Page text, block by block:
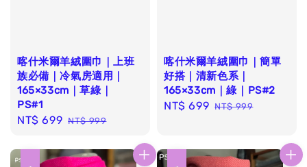
喀什米爾羊絨圍巾｜上班
族必備｜冷氣房適用｜
165×33cm｜草綠｜
PS#1
Sale
NT$ 699 Regular
NT$ 999
喀什米爾羊絨圍巾｜簡單
好搭｜清新色系｜
165×33cm｜綠｜PS#2
Sale
NT$ 699 Regular
NT$ 999